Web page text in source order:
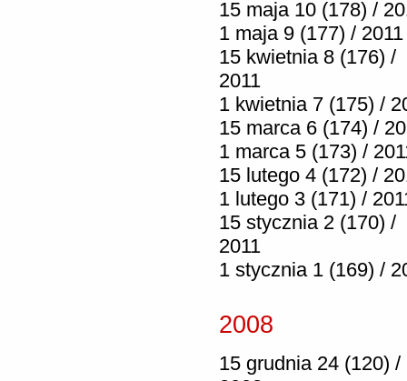
15 maja 10 (178) /
1 maja 9 (177) / 2011
15 kwietnia 8 (176) /
2011
1 kwietnia 7 (175) /
15 marca 6 (174) /
1 marca 5 (173) /
15 lutego 4 (172) /
1 lutego 3 (171) /
15 stycznia 2 (170) /
2011
1 stycznia 1 (169) /
2008
15 grudnia 24 (120) /